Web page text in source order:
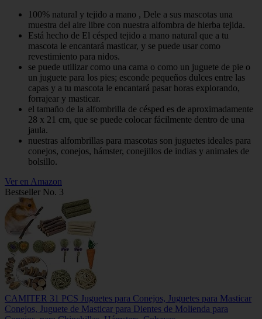
100% natural y tejido a mano , Dele a sus mascotas una
muestra del aire libre con nuestra alfombra de hierba tejida.
Está hecho de El césped tejido a mano natural que a tu
mascota le encantará masticar, y se puede usar como
revestimiento para nidos.
se puede utilizar como una cama o como un juguete de pie o
un juguete para los pies; esconde pequeños dulces entre las
capas y a tu mascota le encantará pasar horas explorando,
forrajear y masticar.
el tamaño de la alfombrilla de césped es de aproximadamente
28 x 21 cm, que se puede colocar fácilmente dentro de una
jaula.
nuestras alfombrillas para mascotas son juguetes ideales para
conejos, conejos, hámster, conejillos de indias y animales de
bolsillo.
Ver en Amazon
Bestseller No. 3
CAMITER 31 PCS Juguetes para Conejos, Juguetes para Masticar
Conejos, Juguete de Masticar para Dientes de Molienda para